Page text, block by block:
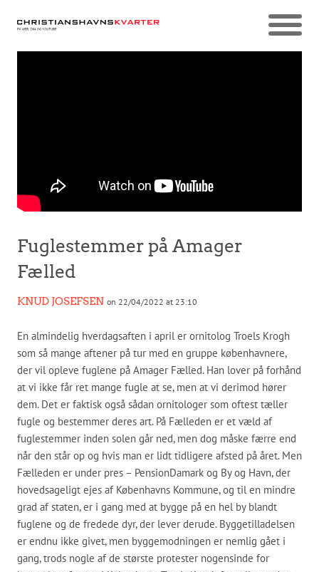
Fuglestemmer på Amager
Fælled
KNUD JOSEFSEN on 22/04/2022 at 23:10
En almindelig hverdagsaften i april er ornitolog Troels Krogh
som så mange aftener på tur med en gruppe københavnere,
der vil opleve fuglene på Amager Fælled. Han lover på forhånd
at vi ikke får ret mange fugle at se, men at vi derimod hører
dem. Det er faktisk også sådan ornitologer som oftest tæller
fugle og bestemmer deres art. På Fælleden er et væld af
fuglestemmer inden solen går ned, men dog måske færre end
når den står op og hvis man er lidt tidligere afsted på året. Men
Fælleden er under pres – PensionDamark og By og Havn, der
hovedsageligt ejes af Københavns Kommune, og til en mindre
grad af staten, er i gang med at bygge på en hel by blandt
fuglene og de fredede dyr, der lever derude. Byggetilladelsen
er endnu ikke givet, men byggemodningen er nemlig gået i
gang, trods nogle af de største protester nogensinde for